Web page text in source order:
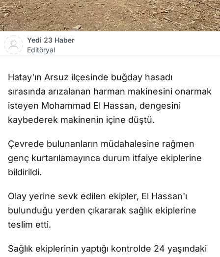
Yedi 23 Haber
Editöryal
Hatay'ın Arsuz ilçesinde buğday hasadı
sırasında arızalanan harman makinesini onarmak
isteyen Mohammad El Hassan, dengesini
kaybederek makinenin içine düştü.
Çevrede bulunanların müdahalesine rağmen
genç kurtarılamayınca durum itfaiye ekiplerine
bildirildi.
Olay yerine sevk edilen ekipler, El Hassan'ı
bulunduğu yerden çıkararak sağlık ekiplerine
teslim etti.
Sağlık ekiplerinin yaptığı kontrolde 24 yaşındaki